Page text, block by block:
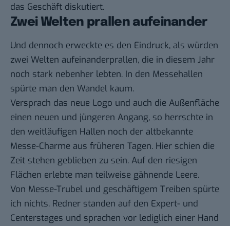
das Geschäft diskutiert.
Zwei Welten prallen aufeinander
Und dennoch erweckte es den Eindruck, als würden
zwei Welten aufeinanderprallen, die in diesem Jahr
noch stark nebenher lebten. In den Messehallen
spürte man den Wandel kaum.
Versprach das neue Logo und auch die Außenfläche
einen neuen und jüngeren Angang, so herrschte in
den weitläufigen Hallen noch der altbekannte
Messe-Charme aus früheren Tagen. Hier schien die
Zeit stehen geblieben zu sein. Auf den riesigen
Flächen erlebte man teilweise gähnende Leere.
Von Messe-Trubel und geschäftigem Treiben spürte
ich nichts. Redner standen auf den Expert- und
Centerstages und sprachen vor lediglich einer Hand